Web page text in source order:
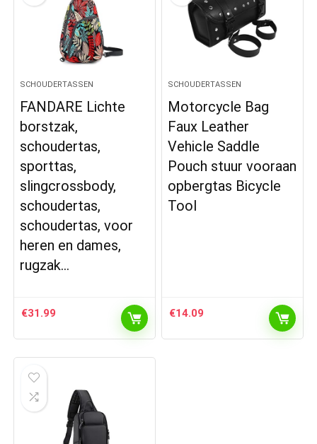
SCHOUDERTASSEN
FANDARE Lichte
borstzak,
schoudertas,
sporttas,
slingcrossbody,
schoudertas,
schoudertas, voor
heren en dames,
rugzak…
€31.99
SCHOUDERTASSEN
Motorcycle Bag
Faux Leather
Vehicle Saddle
Pouch stuur vooraan
opbergtas Bicycle
Tool
€14.09